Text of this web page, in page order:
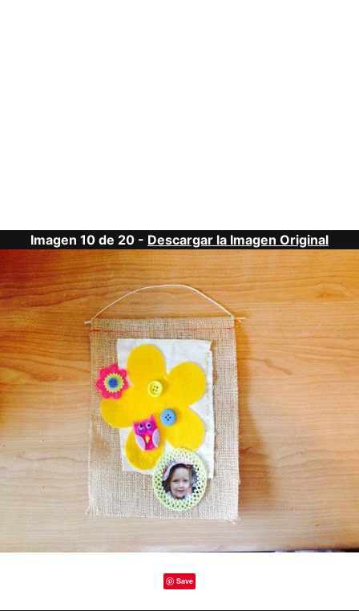
Imagen 10 de 20 - Descargar la Imagen Original
Save